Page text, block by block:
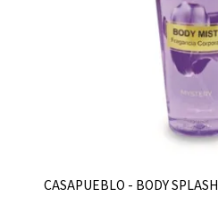
CASAPUEBLO - BODY